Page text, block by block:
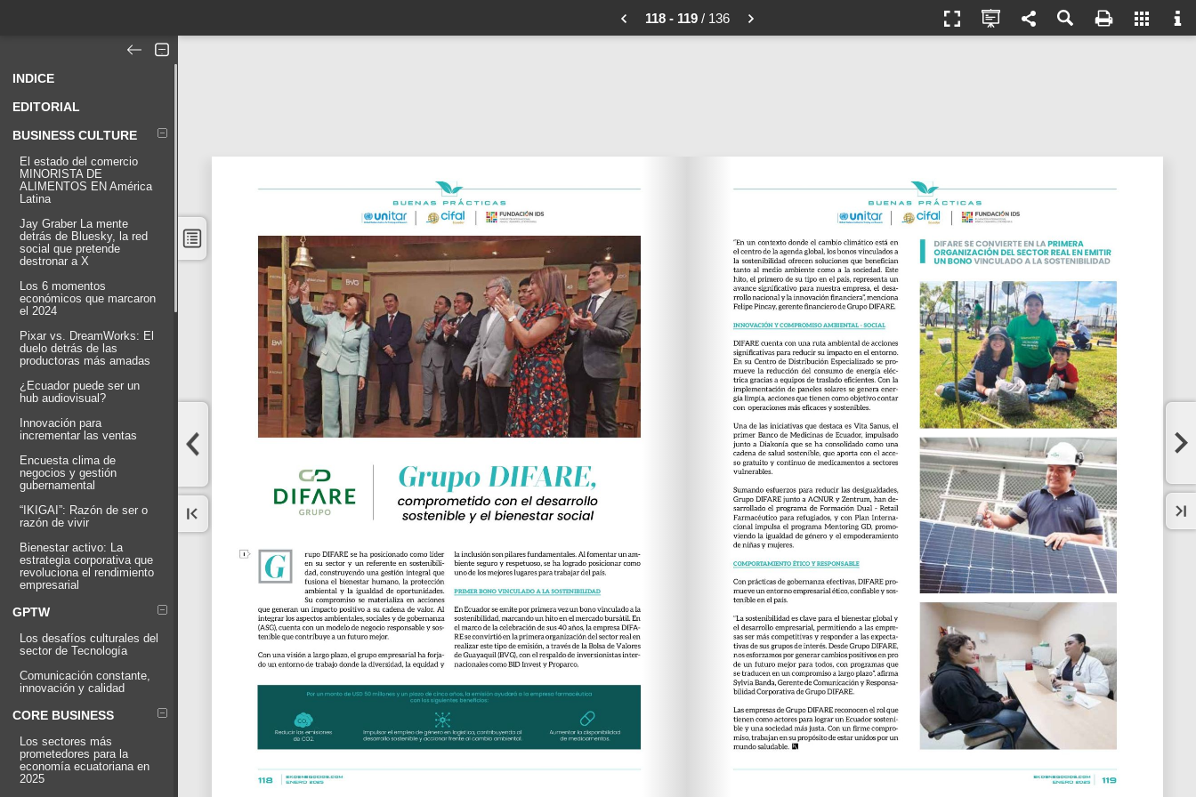
118 - 119/ 136
INDICE
EDITORIAL
BUSINESS CULTURE
El estado del comercio
MINORISTA DE
ALIMENTOS EN América
Latina
Jay Graber La mente
detrás de Bluesky, la red
social que pretende
destronar a X
Los 6 momentos
económicos que marcaron
el 2024
Pixar vs. DreamWorks: El
duelo detrás de las
productoras más amadas
¿Ecuador puede ser un
hub audiovisual?
Innovación para
incrementar las ventas
Encuesta clima de
negocios y gestión
gubernamental
“IKIGAI”: Razón de ser o
razón de vivir
Bienestar activo: La
estrategia corporativa que
revoluciona el rendimiento
empresarial
GPTW
Los desafíos culturales del
sector de Tecnología
Comunicación constante,
innovación y calidad
CORE BUSINESS
Los sectores más
prometedores para la
economía ecuatoriana en
2025